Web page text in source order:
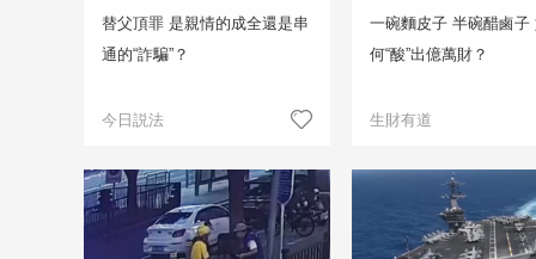
替父頂罪 是親情的成全還是串
通的“詐騙”？
今日説法
一碗麵皮子 半碗醋鹵子
何“酸”出億萬財？
生財有道